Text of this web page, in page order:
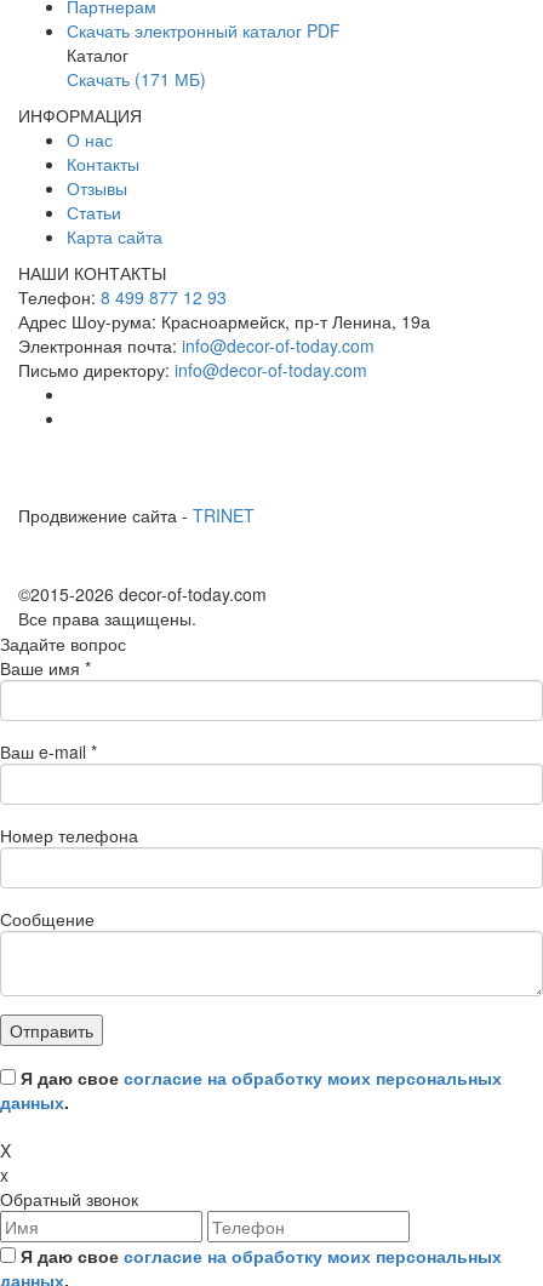
Партнерам
Скачать электронный каталог PDF
Каталог
Скачать (171 МБ)
ИНФОРМАЦИЯ
О нас
Контакты
Отзывы
Статьи
Карта сайта
НАШИ КОНТАКТЫ
Телефон: 8 499 877 12 93
Адрес Шоу-рума: Красноармейск, пр-т Ленина, 19а
Электронная почта: info@decor-of-today.com
Письмо директору: info@decor-of-today.com
Продвижение сайта - TRINET
©2015-2026 decor-of-today.com
Все права защищены.
Задайте вопрос
Ваше имя *
Ваш e-mail *
Номер телефона
Сообщение
Я даю свое согласие на обработку моих персональных
данных.
X
x
Обратный звонок
Я даю свое согласие на обработку моих персональных
данных.